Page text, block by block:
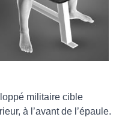
militaire cible
à l’avant de l’épaule.